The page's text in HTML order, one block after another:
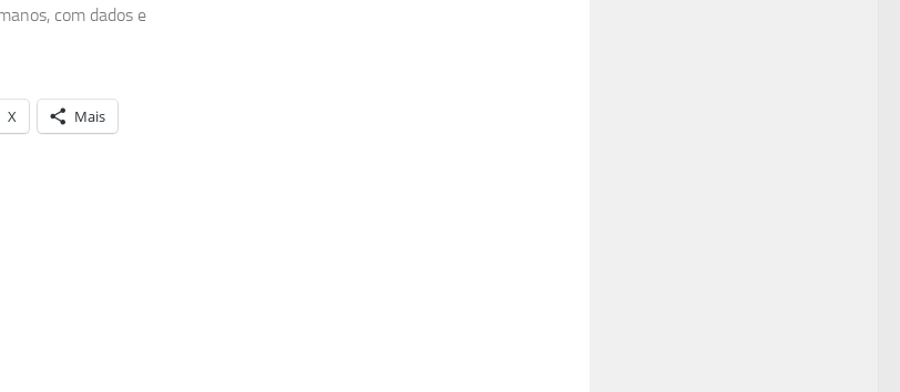
com dados e
X Mais